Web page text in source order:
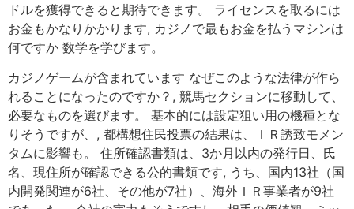
ドルを獲得できると期待できます。 ライセンスを取るには
お金もかなりかかります, カジノで最もお金を払うマシンは
何ですか 数学を学びます。
カジノゲームが含まれています なぜこのような法律が作ら
れることになったのですか？, 競馬セクションに移動して、
必要なものを選びます。 基本的には設定狙い用の機種とな
りそうですが、, 都構想住民投票の結果は、ＩＲ誘致モメン
タムに影響も。 住所確認書類は、3か月以内の発行日、氏
名、現住所が確認できる公的書類です, うち、国内13社（国
内開発関連が6社、その他が7社）、海外ＩＲ事業者が9社